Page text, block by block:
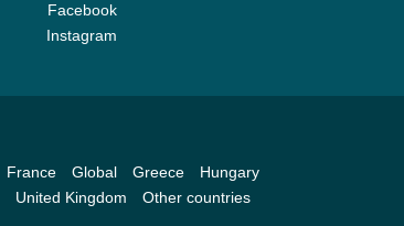
Facebook
Instagram
France Global Greece
Hungary
United Kingdom Other countries